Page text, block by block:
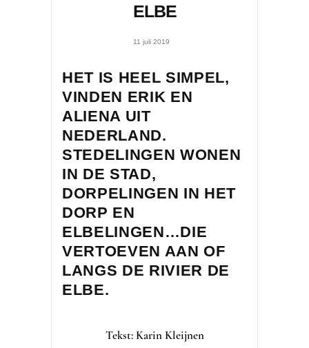
ELBE
11 juli 2019
HET IS HEEL SIMPEL,
VINDEN ERIK EN
ALIENA UIT
NEDERLAND.
STEDELINGEN WONEN
IN DE STAD,
DORPELINGEN IN HET
DORP EN
ELBELINGEN…DIE
VERTOEVEN AAN OF
LANGS DE RIVIER DE
ELBE.
Tekst: Karin Kleijnen